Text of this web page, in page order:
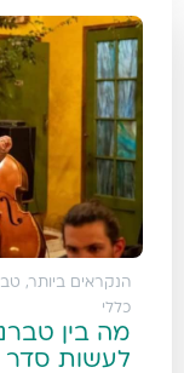
הנקראים ביותר,
כללי
מה בין
לעשות סדר